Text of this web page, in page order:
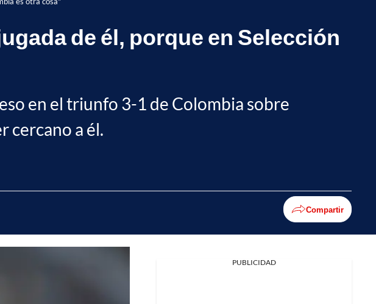
de él, porque en Selección
en el triunfo 3-1 de Colombia sobre
cercano a él.
Compartir
PUBLICIDAD